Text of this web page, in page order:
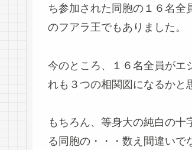
ち参加された同胞の１６名全
のフアラ王でもありました。
今のところ、１６名全員がエ
れも３つの相関図になるかと
もちろん、等身大の純白の
る同胞の・・・数え間違いで